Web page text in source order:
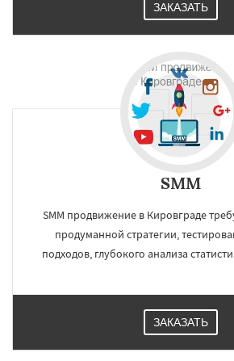
Работаем по
регионам
Лесной
Нижние Серги
Нижний Тагил
Нижняя Салда
Нижняя Тура Новая Ляля
Первоуральск Полевской Ревда Реж
Североуральск Серов Среднеуральск
ЗАКАЗАТЬ
SMM
SMM продвижение в Кировграде
продуманной стратегии,
подходов, глубокого анализа
ЗАКАЗАТЬ